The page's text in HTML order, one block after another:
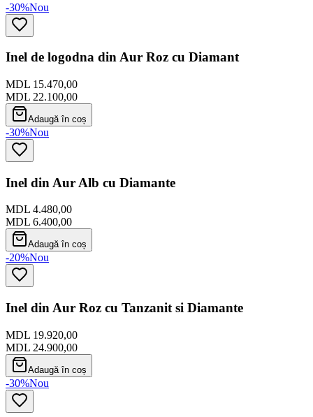
-30%Nou
Inel de logodna din Aur Roz cu Diamant
MDL 15.470,00
MDL 22.100,00
Adaugă în coș
-30%Nou
Inel din Aur Alb cu Diamante
MDL 4.480,00
MDL 6.400,00
Adaugă în coș
-20%Nou
Inel din Aur Roz cu Tanzanit si Diamante
MDL 19.920,00
MDL 24.900,00
Adaugă în coș
-30%Nou